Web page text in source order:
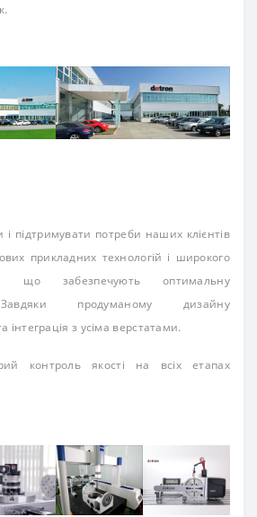
і підтримувати потреби наших клієнтів
прикладних технологій і широкого
що забезпечують оптимальну
Завдяки продуманому дизайну
інтеграція з усіма верстатами.
контроль якості на всіх етапах